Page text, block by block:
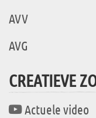
AVV
AVG
CREATIEVE
Actuele video